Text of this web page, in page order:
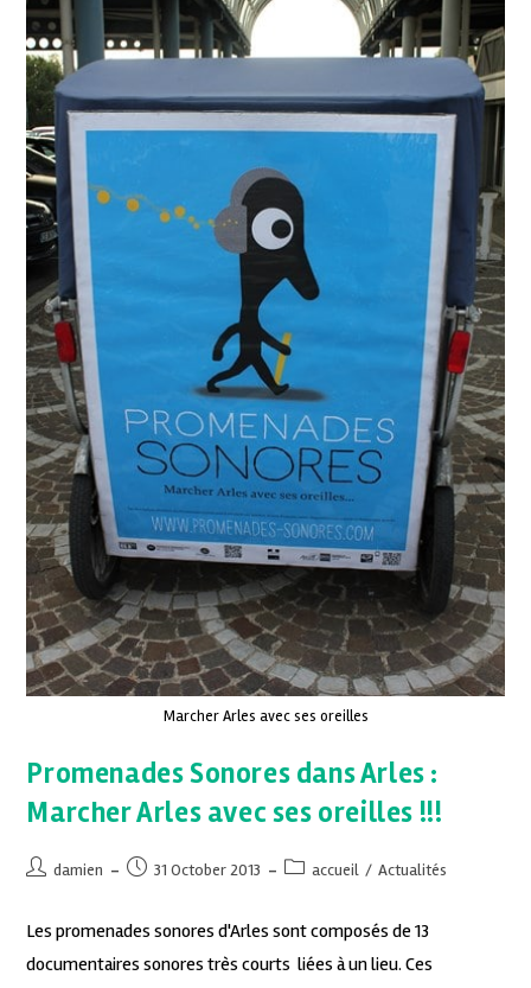
Marcher Arles avec ses oreilles
Promenades Sonores dans Arles :
Marcher Arles avec ses oreilles !!!
damien 31 October 2013 accueil / Actualités
Les promenades sonores d'Arles sont composés de 13
documentaires sonores très courts liées à un lieu. Ces